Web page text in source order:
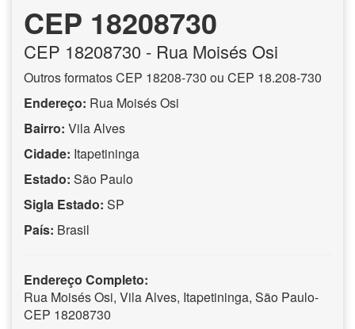
CEP 18208730
CEP 18208730 - Rua Moisés Osi
Outros formatos CEP 18208-730 ou CEP 18.208-730
Endereço: Rua Moisés Osi
Bairro: Vila Alves
Cidade: Itapetininga
Estado: São Paulo
Sigla Estado: SP
País: Brasil
Endereço Completo:
Rua Moisés Osi, Vila Alves, Itapetininga, São Paulo-
CEP 18208730